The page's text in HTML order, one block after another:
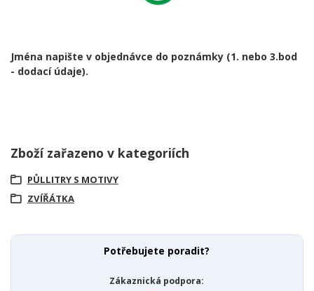
Jména napište v objednávce do poznámky (1. nebo 3.bod
- dodací údaje).
Zboží zařazeno v kategoriích
PŮLLITRY S MOTIVY
ZVÍŘÁTKA
Potřebujete poradit?
Zákaznická podpora: